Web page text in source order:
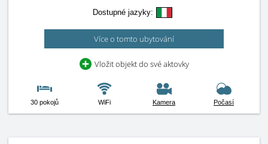
Dostupné jazyky:
Více o tomto ubytování
Vložit objekt do své aktovky
30 pokojů WiFi Kamera Počasí